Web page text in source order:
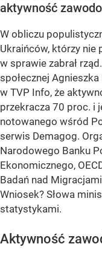
aktywność
W obliczu
Ukraińców, którzy nie
w sprawie zabrał
społecznej
w TVP Info, że
przekracza 70 proc. i
notowanego wśród
serwis Demagog.
Narodowego Banku
Ekonomicznego,
Badań nad
Wniosek? Słowa
statystykami.
Aktywność